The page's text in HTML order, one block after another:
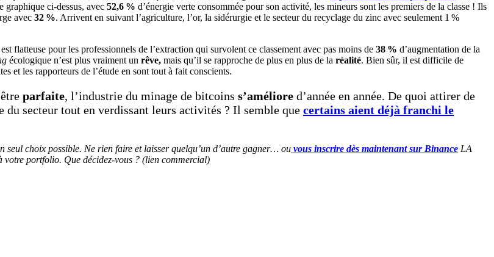
graphique ci-dessus, avec 52,6 % d’énergie verte consommée pour son activité, les mineurs sont les premiers de la classe ! Ils
avec 32 %. Arrivent en suivant l’agriculture, l’or, la sidérurgie et le secteur du recyclage du zinc avec seulement 1 %
flatteuse pour les professionnels de l’extraction qui survolent ce classement avec pas moins de 38 % d’augmentation de la
écologique n’est plus vraiment un rêve, mais qu’il se rapproche de plus en plus de la réalité. Bien sûr, il est difficile de
et les rapporteurs de l’étude en sont tout à fait conscients.
parfaite, l’industrie du minage de bitcoins s’améliore d’année en année. De quoi attirer de
secteur tout en verdissant leurs activités ? Il semble que certains aient déjà franchi le
seul choix possible. Ne rien faire et laisser quelqu’un d’autre gagner… ou vous inscrire dès maintenant sur Binance LA
portfolio. Que décidez-vous ? (lien commercial)